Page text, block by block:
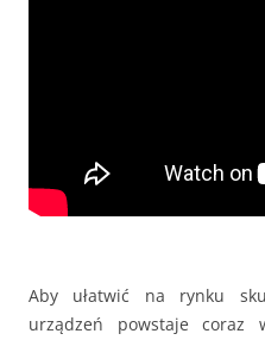
Aby ułatwić na rynku
urządzeń powstaje coraz